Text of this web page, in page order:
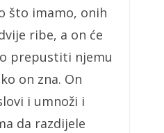
što imamo, onih
ribe, a on će
prepustiti njemu
on zna. On
i umnoži i
da razdijele